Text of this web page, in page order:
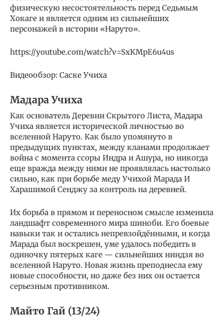
физическую несостоятельность перед Седьмым
Хокаге и является одним из сильнейших
персонажей в истории «Наруто».
https://youtube.com/watch?v=SxKMpE6u4us
Видеообзор: Саске Учиха
Мадара Учиха
Как основатель Деревни Скрытого Листа, Мадара
Учиха является исторической личностью во
вселенной Наруто. Как было упомянуто в
предыдущих пунктах, между кланами продолжает
война с момента ссоры Индра и Ашура, но никогда
еще вражда между ними не проявлялась настолько
сильно, как при борьбе меду Учихой Марада И
Харашимой Сенджу за контроль на деревней.
Их борьба в прямом и переносном смысле изменила
ландшафт современного мира шиноби. Его боевые
навыки так и остались непревзойдёнными, и когда
Марада был воскрешен, уме удалось победить в
одиночку пятерых каге — сильнейших ниндзя во
вселенной Наруто. Новая жизнь преподнесла ему
новые способности, но даже без них он остается
серьезным противником.
Майто Гай (13/24)